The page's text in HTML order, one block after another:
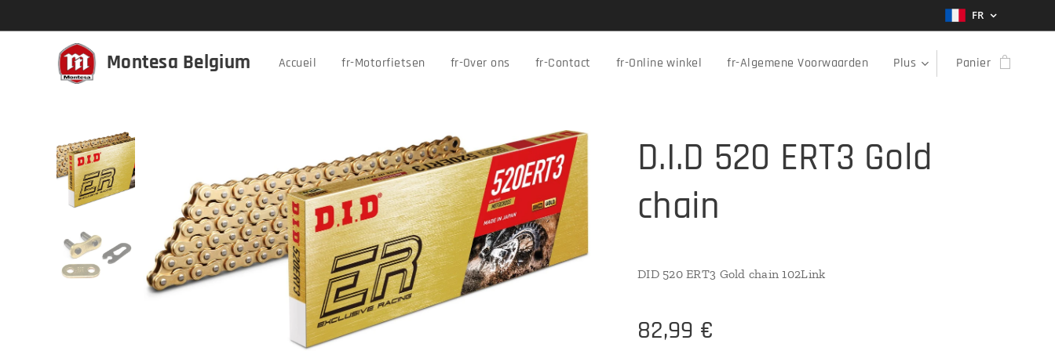
FR
Montesa Belgium Accueil fr-Motorfietsen fr-Over ons fr-Contact fr-Online winkel fr-Algemene Voorwaarden Plus Panier
D.I.D 520 ERT3 Gold
chain
DID 520 ERT3 Gold chain 102Link
82,99 €